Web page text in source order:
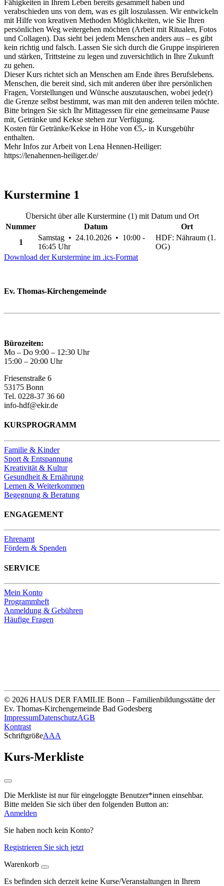
Fähigkeiten in Ihrem Leben bereits gesammelt haben und
verabschieden uns von dem, was es gilt loszulassen. Wir entwickeln
mit Hilfe von kreativen Methoden Möglichkeiten, wie Sie Ihren
persönlichen Weg weitergehen möchten (Arbeit mit Ritualen, Fotos
und Collagen). Das sieht bei jedem Menschen anders aus – es gibt
kein richtig und falsch. Lassen Sie sich durch die Gruppe inspirieren
und stärken, Trittsteine zu legen und zuversichtlich in Ihre Zukunft
zu gehen.
Dieser Kurs richtet sich an Menschen am Ende ihres Berufslebens.
Menschen, die bereit sind, sich mit anderen über ihre persönlichen
Fragen, Vorstellungen und Wünsche auszutauschen, wobei jede(r)
die Grenze selbst bestimmt, was man mit den anderen teilen möchte.
Bitte bringen Sie sich Ihr Mittagessen für eine gemeinsame Pause
mit, Getränke und Kekse stehen zur Verfügung.
Kosten für Getränke/Kekse in Höhe von €5,- in Kursgebühr
enthalten.
Mehr Infos zur Arbeit von Lena Hennen-Heiliger:
https://lenahennen-heiliger.de/
Kurstermine 1
Übersicht über alle Kurstermine (1) mit Datum und Ort
Nummer
Datum
Ort
1
Samstag • 24.10.2026 • 10:00 -
16:45 Uhr
HDF: Nähraum (1.
OG)
Download der Kurstermine im .ics-Format
Ev. Thomas-Kirchengemeinde
Bürozeiten:
Mo – Do 9:00 – 12:30 Uhr
15:00 – 20:00 Uhr
Friesenstraße 6
53175 Bonn
Tel. 0228-37 36 60
info-hdf@ekir.de
KURSPROGRAMM
Familie & Kinder
Sport & Entspannung
Kreativität & Kultur
Gesundheit & Ernährung
Lernen & Weiterkommen
Begegnung & Beratung
ENGAGEMENT
Ehrenamt
Fördern & Spenden
SERVICE
Mein Konto
Programmheft
Anmeldung & Gebühren
Häufige Fragen
© 2026 HAUS DER FAMILIE Bonn – Familienbildungsstätte der
Ev. Thomas-Kirchengemeinde Bad Godesberg
ImpressumDatenschutzAGB
Kontrast
SchriftgrößeAAA
Kurs-Merkliste
Die Merkliste ist nur für eingeloggte Benutzer*innen einsehbar.
Bitte melden Sie sich über den folgenden Button an:
Anmelden
Sie haben noch kein Konto?
Registrieren Sie sich jetzt
Warenkorb
Es befinden sich derzeit keine Kurse/Veranstaltungen in Ihrem